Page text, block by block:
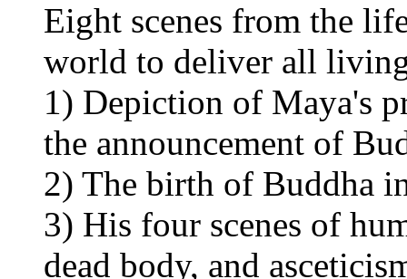
Eight scenes from the
world to deliver all
1) Depiction of Maya's
the announcement of
2) The birth of Buddha
3) His four scenes of
dead body, and